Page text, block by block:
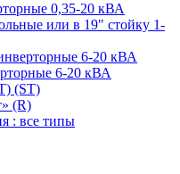
0,35-20 кВА
или в 19" стойку 1-
6-20 кВА
6-20 кВА
(ST)
(R)
: все типы